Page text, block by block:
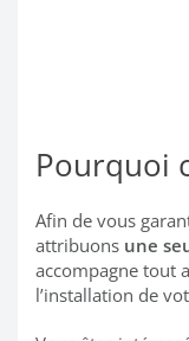
Pourquoi
Afin de vous
attribuons une
accompagne tout
l’installation de